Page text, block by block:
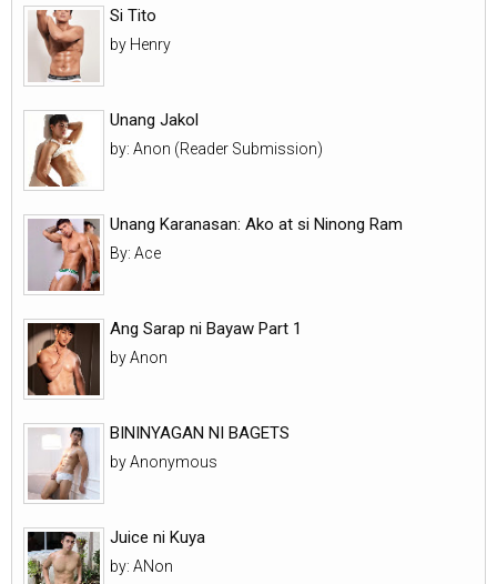
Si Tito
by Henry
Unang Jakol
by: Anon (Reader Submission)
Unang Karanasan: Ako at si Ninong Ram
By: Ace
Ang Sarap ni Bayaw Part 1
by Anon
BININYAGAN NI BAGETS
by Anonymous
Juice ni Kuya
by: ANon